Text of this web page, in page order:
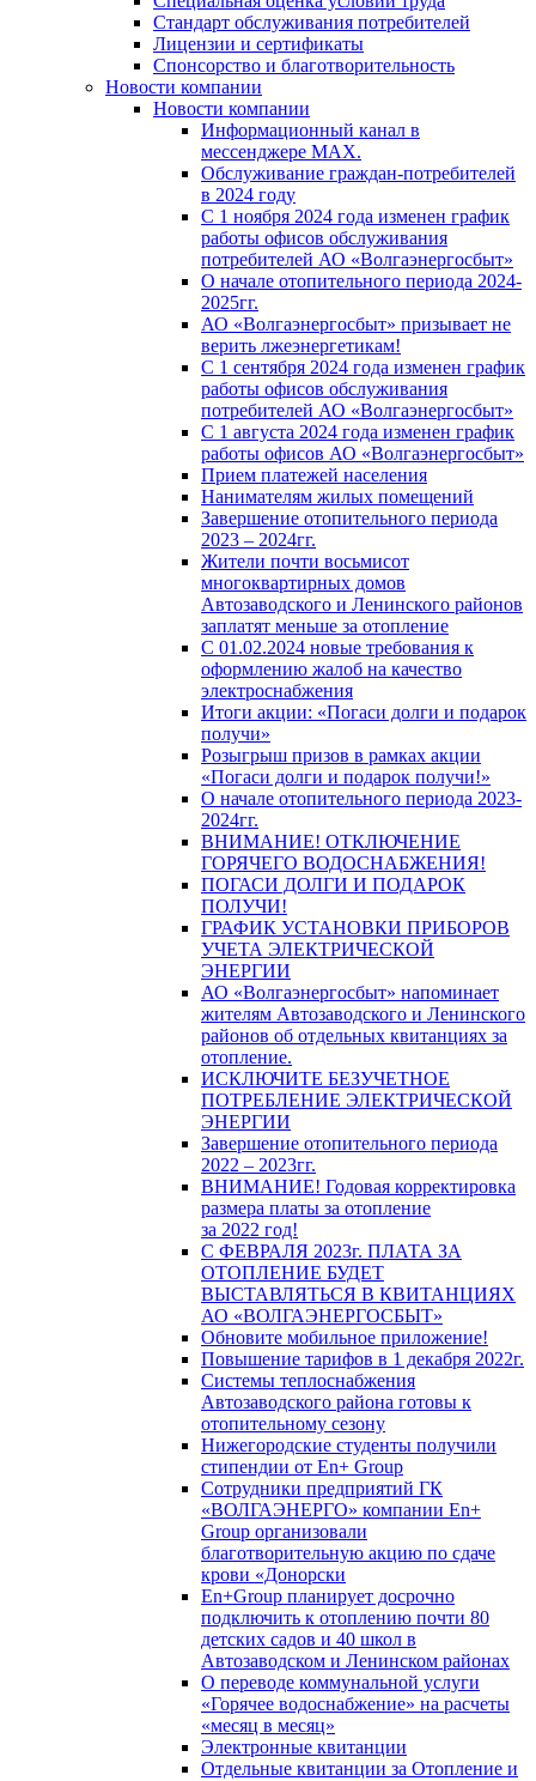
Стандарт обслуживания потребителей
Лицензии и сертификаты
Спонсорство и благотворительность
Новости компании
Новости компании
Информационный канал в
мессенджере MAX.
Обслуживание граждан-потребителей
в 2024 году
С 1 ноября 2024 года изменен график
работы офисов обслуживания
потребителей АО «Волгаэнергосбыт»
О начале отопительного периода 2024-
2025гг.
АО «Волгаэнергосбыт» призывает не
верить лжеэнергетикам!
С 1 сентября 2024 года изменен график
работы офисов обслуживания
потребителей АО «Волгаэнергосбыт»
С 1 августа 2024 года изменен график
работы офисов АО «Волгаэнергосбыт»
Прием платежей населения
Нанимателям жилых помещений
Завершение отопительного периода
2023 – 2024гг.
Жители почти восьмисот
многоквартирных домов
Автозаводского и Ленинского районов
заплатят меньше за отопление
С 01.02.2024 новые требования к
оформлению жалоб на качество
электроснабжения
Итоги акции: «Погаси долги и подарок
получи»
Розыгрыш призов в рамках акции
«Погаси долги и подарок получи!»
О начале отопительного периода 2023-
2024гг.
ВНИМАНИЕ! ОТКЛЮЧЕНИЕ
ГОРЯЧЕГО ВОДОСНАБЖЕНИЯ!
ПОГАСИ ДОЛГИ И ПОДАРОК
ПОЛУЧИ!
ГРАФИК УСТАНОВКИ ПРИБОРОВ
УЧЕТА ЭЛЕКТРИЧЕСКОЙ
ЭНЕРГИИ
АО «Волгаэнергосбыт» напоминает
жителям Автозаводского и Ленинского
районов об отдельных квитанциях за
отопление.
ИСКЛЮЧИТЕ БЕЗУЧЕТНОЕ
ПОТРЕБЛЕНИЕ ЭЛЕКТРИЧЕСКОЙ
ЭНЕРГИИ
Завершение отопительного периода
2022 – 2023гг.
ВНИМАНИЕ! Годовая корректировка
размера платы за отопление
за 2022 год!
С ФЕВРАЛЯ 2023г. ПЛАТА ЗА
ОТОПЛЕНИЕ БУДЕТ
ВЫСТАВЛЯТЬСЯ В КВИТАНЦИЯХ
АО «ВОЛГАЭНЕРГОСБЫТ»
Обновите мобильное приложение!
Повышение тарифов в 1 декабря 2022г.
Системы теплоснабжения
Автозаводского района готовы к
отопительному сезону
Нижегородские студенты получили
стипендии от En+ Group
Сотрудники предприятий ГК
«ВОЛГАЭНЕРГО» компании En+
Group организовали
благотворительную акцию по сдаче
крови «Донорски
En+Group планирует досрочно
подключить к отоплению почти 80
детских садов и 40 школ в
Автозаводском и Ленинском районах
О переводе коммунальной услуги
«Горячее водоснабжение» на расчеты
«месяц в месяц»
Электронные квитанции
Отдельные квитанции за Отопление и